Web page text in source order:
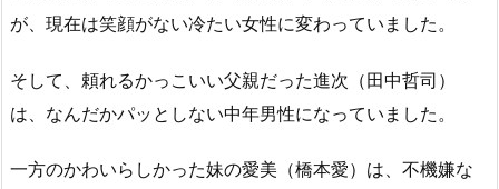
が、現在は笑顔がない冷たい女性に変わっていました。
そして、頼れるかっこいい父親だった進次（田中哲司）
は、なんだかパッとしない中年男性になっていました。
一方のかわいらしかった妹の愛美（橋本愛）は、不機嫌な